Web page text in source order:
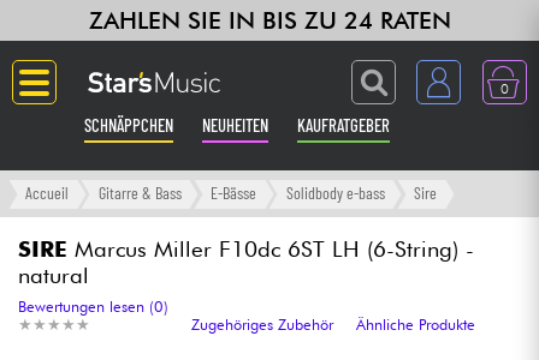
ZAHLEN SIE IN BIS ZU 24 RATEN
0
SCHNÄPPCHEN NEUHEITEN KAUFRATGEBER
Langue
Gitarre & Bass
Verstärker & Effekte
Accueil Gitarre & Bass E-Bässe Solidbody e-bass Sire
SIRE Marcus Miller F10dc 6ST LH (6-String) -
natural
★ ★ ★ ★ ★
★ ★ ★ ★ ★
Bewertungen lesen (0)
Zugehöriges Zubehör
Ähnliche Produkte